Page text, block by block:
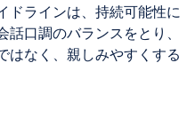
ドラインは、持続可能性に
口調のバランスをとり、
はなく、親しみやすくする